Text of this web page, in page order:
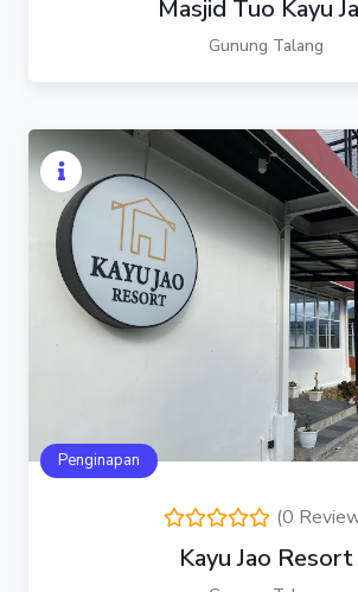
Masjid Tuo Kayu
Gunung Talang
Penginapan
(0
Kayu Jao Resort